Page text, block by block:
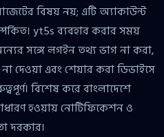
বিষয় নয়; এটি অ্যাকাউন্ট
yt5s ব্যবহার করার সময়
সঙ্গে লগইন তথ্য ভাগ না করা,
দেওয়া এবং শেয়ার করা ডিভাইসে
বিশেষ করে বাংলাদেশে
হওয়ায় নোটিফিকেশন ও
দরকার।